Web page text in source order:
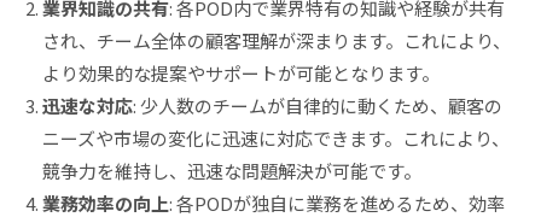
業界知識の共有: 各POD内で業界特有の知識や経験が共有
され、チーム全体の顧客理解が深まります。これにより、
より効果的な提案やサポートが可能となります。
迅速な対応: 少人数のチームが自律的に動くため、顧客の
ニーズや市場の変化に迅速に対応できます。これにより、
競争力を維持し、迅速な問題解決が可能です。
業務効率の向上: 各PODが独自に業務を進めるため、効率